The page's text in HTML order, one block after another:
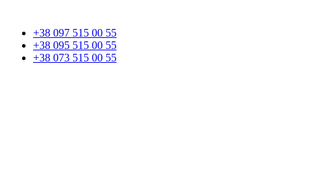
+38 097 515 00 55
+38 095 515 00 55
+38 073 515 00 55